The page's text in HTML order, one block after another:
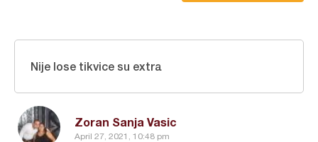
Zoran Sanja Vasic
April 27, 2021, 10:48 pm
Nije lose tikvice su extra